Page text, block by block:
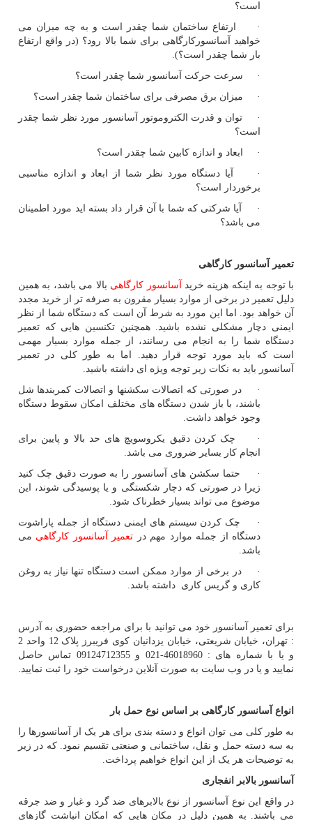
است؟
· ارتفاع ساختمان شما چقدر است و به چه میزان می
خواهید آسانسورکارگاهی برای شما بالا رود؟ (در واقع ارتفاع
بار شما چقدر است؟).
· سرعت حرکت آسانسور شما چقدر است؟
· میزان برق مصرفی برای ساختمان شما چقدر است؟
· توان و قدرت الکتروموتور آسانسور مورد نظر شما چقدر
است؟
· ابعاد و اندازه کابین شما چقدر است؟
· آیا دستگاه مورد نظر شما از ابعاد و اندازه مناسبی
برخوردار است؟
· آیا شرکتی که شما با آن قرار داد بسته اید مورد اطمینان
می باشد؟
تعمیر آسانسور کارگاهی
با توجه به اینکه هزینه خرید آسانسور کارگاهی بالا می باشد، به همین
دلیل تعمیر در برخی از موارد بسیار مقرون به صرفه تر از خرید مجدد
آن خواهد بود. اما این مورد به شرط آن است که دستگاه شما از نظر
ایمنی دچار مشکلی نشده باشید. همچنین تکنسین هایی که تعمیر
دستگاه شما را به انجام می رسانند، از جمله موارد بسیار مهمی
است که باید مورد توجه قرار دهید. اما به طور کلی در تعمیر
آسانسور باید به نکات زیر توجه ویژه ای داشته باشید.
· در صورتی که اتصالات سکشنها و اتصالات کمربندها شل
باشند، با باز شدن دستگاه های مختلف امکان سقوط دستگاه
وجود خواهد داشت.
· چک کردن دقیق یکروسویچ های حد بالا و پایین برای
انجام کار بسایر ضروری می باشد.
· حتما سکشن های آسانسور را به صورت دقیق چک کنید
زیرا در صورتی که دچار شکستگی و یا پوسیدگی شوند، این
موضوع می تواند بسیار خطرناک شود.
· چک کردن سیستم های ایمنی دستگاه از جمله پاراشوت
دستگاه از جمله موارد مهم در تعمیر آسانسور کارگاهی می
باشد.
· در برخی از موارد ممکن است دستگاه تنها نیاز به روغن
کاری و گریس کاری داشته باشد.
برای تعمیر آسانسور خود می توانید با برای مراجعه حضوری به آدرس
: تهران، خیابان شریعتی، خیابان یزدانیان کوی فریبرز پلاک 12 واحد 2
و یا با شماره های : 46018960-021 و 09124712355 تماس حاصل
نمایید و یا در وب سایت به صورت آنلاین درخواست خود را ثبت نمایید.
انواع آسانسور کارگاهی بر اساس نوع حمل بار
به طور کلی می توان انواع و دسته بندی برای هر یک از آسانسورها را
به سه دسته حمل و نقل، ساختمانی و صنعتی تقسیم نمود. که در زیر
به توضیحات هر یک از این انواع خواهیم پرداخت.
آسانسور بالابر انفجاری
در واقع این نوع آسانسور از نوع بالابرهای ضد گرد و غبار و ضد جرقه
می باشند. به همین دلیل در مکان هایی که امکان انباشت گازهای